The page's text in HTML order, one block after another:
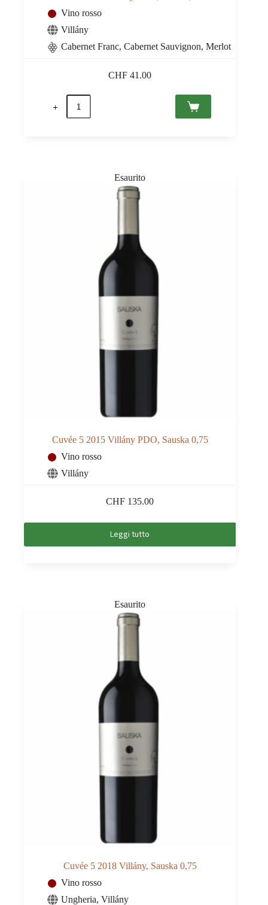
Vino rosso
Villány
Cabernet Franc, Cabernet Sauvignon, Merlot
CHF 41.00
Cuvée
2019
Villány
Cuvée 5 2015 Villány PDO, Sauska 0,75
Vino rosso
Villány
CHF 135.00
Leggi tutto
Cuvée 5 2018 Villány, Sauska 0,75
Vino rosso
Ungheria, Villány